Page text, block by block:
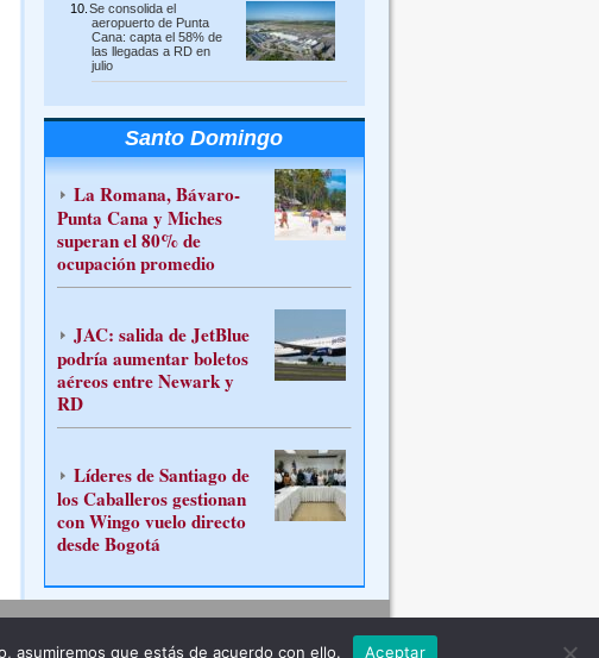
Se consolida el
aeropuerto de Punta
Cana: capta el 58% de
las llegadas a RD en
julio
Santo Domingo
La Romana, Bávaro-
Punta Cana y Miches
superan el 80% de
ocupación promedio
JAC: salida de JetBlue
podría aumentar boletos
aéreos entre Newark y
RD
Líderes de Santiago de
los Caballeros gestionan
con Wingo vuelo directo
desde Bogotá
asumiremos que estás de acuerdo con ello. Aceptar